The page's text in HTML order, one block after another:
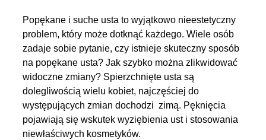
Popękane i suche usta to wyjątkowo nieestetyczny
problem, który może dotknąć każdego. Wiele osób
zadaje sobie pytanie, czy istnieje skuteczny sposób
na popękane usta? Jak szybko można zlikwidować
widoczne zmiany? Spierzchnięte usta są
dolegliwością wielu kobiet, najczęściej do
występujących zmian dochodzi zimą. Pęknięcia
pojawiają się wskutek wyziębienia ust i stosowania
niewłaściwych kosmetyków.